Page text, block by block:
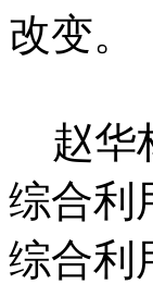
改变。
赵华
综合利
综合利